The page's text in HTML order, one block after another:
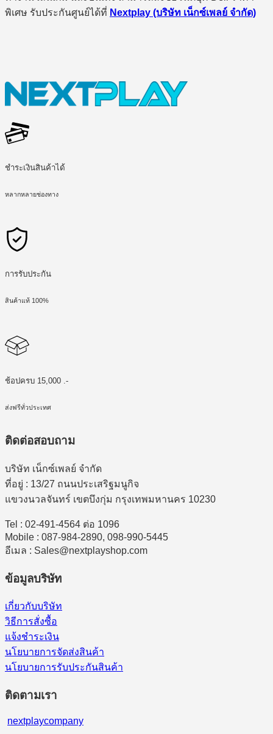
พิเศษ รับประกันศูนย์ได้ที่ Nextplay (บริษัท เน็กซ์เพลย์ จำกัด)
ชำระเงินสินค้าได้
หลากหลายช่องทาง
การรับประกัน
สินค้าแท้ 100%
ช้อปครบ 15,000 .-
ส่งฟรีทั่วประเทศ
ติดต่อสอบถาม
บริษัท เน็กซ์เพลย์ จำกัด
ที่อยู่ : 13/27 ถนนประเสริฐมนูกิจ
แขวงนวลจันทร์ เขตบึงกุ่ม กรุงเทพมหานคร 10230
Tel : 02-491-4564 ต่อ 1096
Mobile : 087-984-2890, 098-990-5445
อีเมล : Sales@nextplayshop.com
ข้อมูลบริษัท
เกี่ยวกับบริษัท
วิธีการสั่งซื้อ
แจ้งชำระเงิน
นโยบายการจัดส่งสินค้า
นโยบายการรับประกันสินค้า
ติดตามเรา
nextplaycompany